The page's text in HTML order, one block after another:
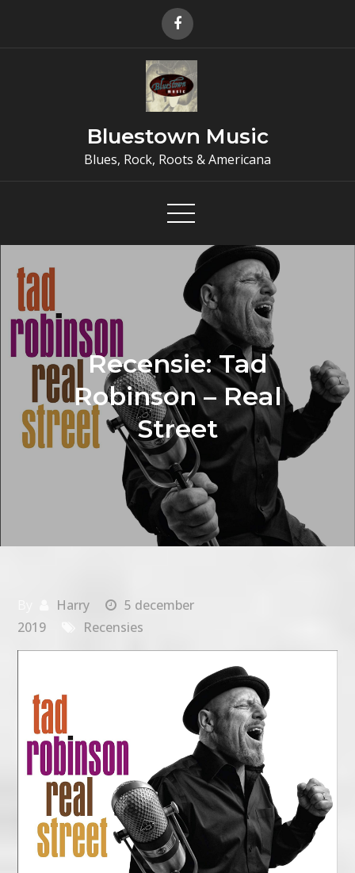
Bluestown Music
Blues, Rock, Roots & Americana
Recensie: Tad
Robinson – Real
Street
Harry
5 december
2019
Recensies